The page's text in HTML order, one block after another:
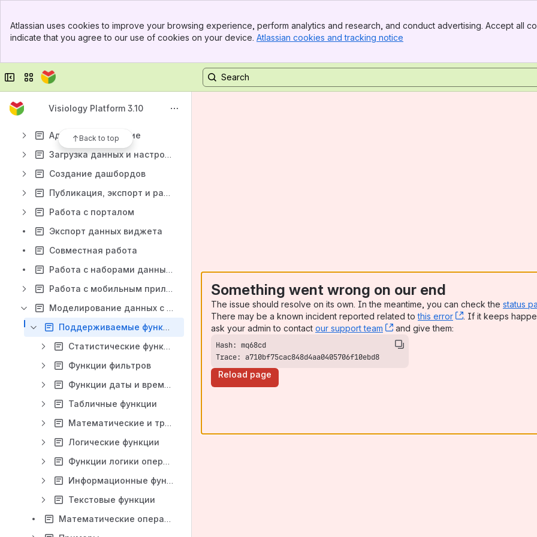
Top Bar
Sidebar
Atlassian uses cookies to improve your browsing experience, perform analytics and research, and conduct advertising. Accept all
indicate that you agree to our use of cookies on your device. Atlassian cookies and tracking notice
Collapse sidebar
Switch sites or apps
Visiology Platform 3.10
Back to top
Content
Общая информация
Администрирование
Загрузка данных и настройка модели данных
Создание дашбордов
Публикация, экспорт и рассылка дашбордов
Работа с порталом
Экспорт данных виджета
Совместная работа
Работа с наборами данных Visiology в Excel
Работа с мобильным приложением Visiology
Моделирование данных с помощью DAX
Поддерживаемые функции DAX
Статистические функции
Функции фильтров
Функции даты и времени
Табличные функции
Математические и тригонометрические функции
Логические функции
Функции логики операций со временем
Информационные функции
Текстовые функции
Математические операторы
Something went wrong on our end
The issue should resolve on its own. In the meantime, you can check the status
There may be a known incident reported related tothis error , (opens new
. If it keeps
ask your admin to contact our support team , (opens new window)
and give them:
Trace: a710bf75cac848d4aa0405706f10ebd8
Reload page